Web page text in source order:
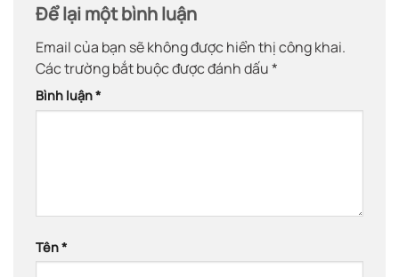
Để lại một bình luận
Email của bạn sẽ không được hiển thị công khai.
Các trường bắt buộc được đánh dấu*
Bình luận*
Tên*